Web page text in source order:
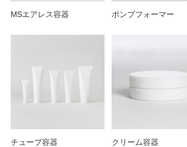
MSエアレス容器 ポンプフォーマー
チューブ容器 クリーム容器